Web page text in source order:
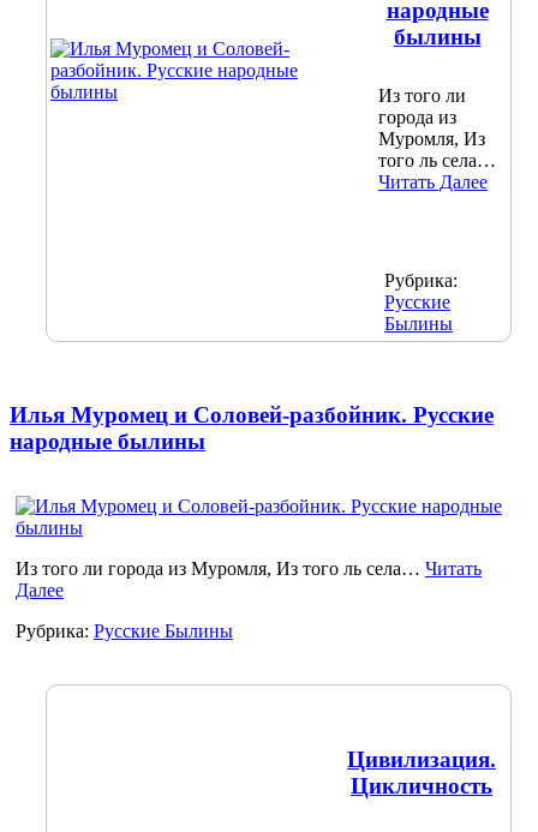
народные
былины
Из того ли
города из
Муромля, Из
того ль села…
Читать Далее
Рубрика:
Русские
Былины
Илья Муромец и Соловей-разбойник. Русские
народные былины
Из того ли города из Муромля, Из того ль села… Читать
Далее
Рубрика: Русские Былины
Цивилизация.
Цикличность